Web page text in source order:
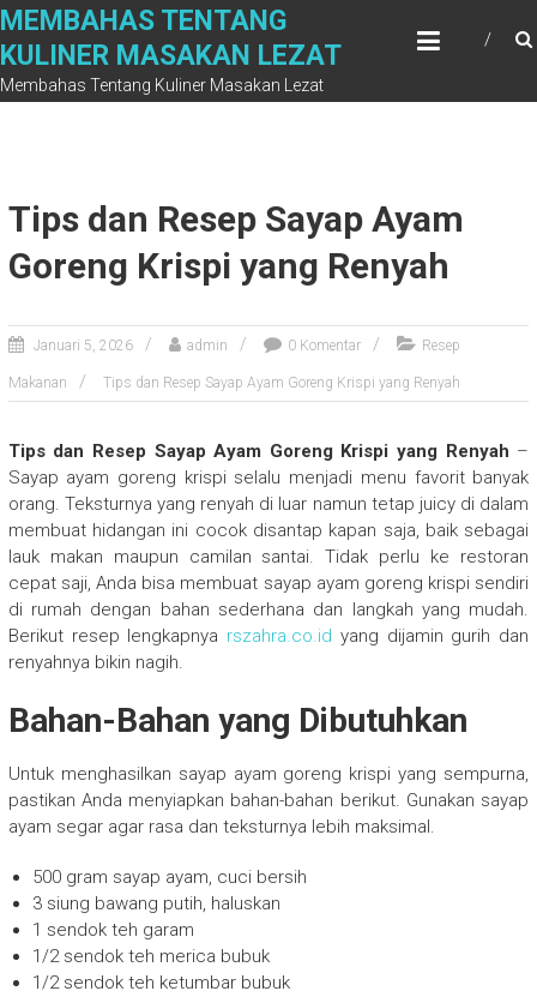
Skip
content
MEMBAHAS TENTANG
KULINER MASAKAN LEZAT
Membahas Tentang Kuliner Masakan Lezat
Tips dan Resep Sayap Ayam
Goreng Krispi yang Renyah
Januari 5, 2026 admin 0 Komentar Resep
Makanan Tips dan Resep Sayap Ayam Goreng Krispi yang Renyah
Tips dan Resep Sayap Ayam Goreng Krispi yang Renyah –
Sayap ayam goreng krispi selalu menjadi menu favorit banyak
orang. Teksturnya yang renyah di luar namun tetap juicy di dalam
membuat hidangan ini cocok disantap kapan saja, baik sebagai
lauk makan maupun camilan santai. Tidak perlu ke restoran
cepat saji, Anda bisa membuat sayap ayam goreng krispi sendiri
di rumah dengan bahan sederhana dan langkah yang mudah.
Berikut resep lengkapnya rszahra.co.id yang dijamin gurih dan
renyahnya bikin nagih.
Bahan-Bahan yang Dibutuhkan
Untuk menghasilkan sayap ayam goreng krispi yang sempurna,
pastikan Anda menyiapkan bahan-bahan berikut. Gunakan sayap
ayam segar agar rasa dan teksturnya lebih maksimal.
500 gram sayap ayam, cuci bersih
3 siung bawang putih, haluskan
1 sendok teh garam
1/2 sendok teh merica bubuk
1/2 sendok teh ketumbar bubuk